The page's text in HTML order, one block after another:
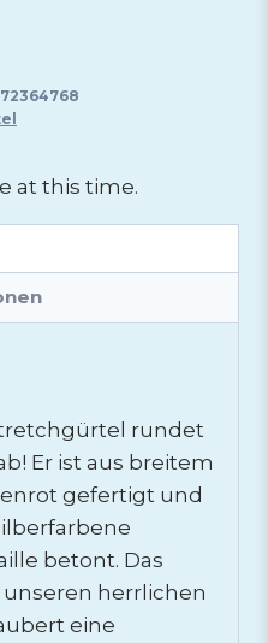
at this time.
rundet
Er ist aus breitem
gefertigt und
betont. Das
unseren herrlichen
eine